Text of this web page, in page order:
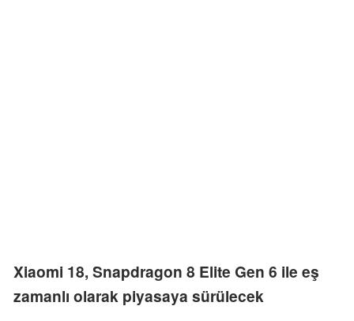
Xiaomi 18, Snapdragon 8 Elite Gen 6 ile eş
zamanlı olarak piyasaya sürülecek